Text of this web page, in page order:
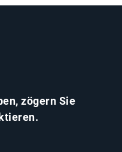
zögern Sie